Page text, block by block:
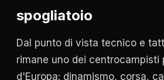
spogliatoio
Dal punto di vista tecnico e
rimane uno dei centrocampisti
d'Europa: dinamismo, corsa,